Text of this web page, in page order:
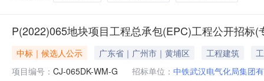
P(2022)065地块项目工程总承包(EPC)工程公开招标
中标｜候选人公示 广东省｜广州市｜黄埔区 工程建筑
项目编号： CJ-065DK-WM-G 招标单位： 中铁武汉电气化局集团